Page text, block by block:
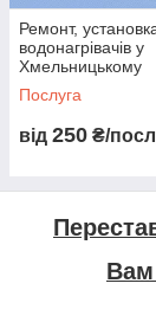
Узгоджуємо час
Наші
Ремонт,
водонагрівачів у
Хмельницькому
Послуга
від 250 ₴/